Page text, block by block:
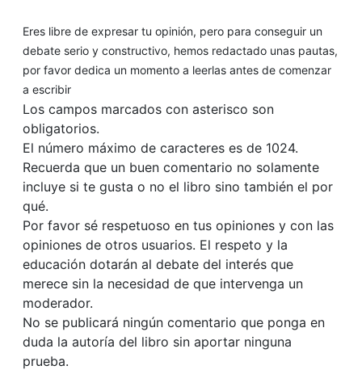
Eres libre de expresar tu opinión, pero para conseguir un
debate serio y constructivo, hemos redactado unas pautas,
por favor dedica un momento a leerlas antes de comenzar
a escribir
Los campos marcados con asterisco son
obligatorios.
El número máximo de caracteres es de 1024.
Recuerda que un buen comentario no solamente
incluye si te gusta o no el libro sino también el por
qué.
Por favor sé respetuoso en tus opiniones y con las
opiniones de otros usuarios. El respeto y la
educación dotarán al debate del interés que
merece sin la necesidad de que intervenga un
moderador.
No se publicará ningún comentario que ponga en
duda la autoría del libro sin aportar ninguna
prueba.